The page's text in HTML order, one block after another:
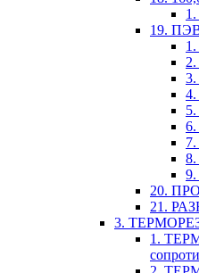
19.
20.
21.
3.
1.